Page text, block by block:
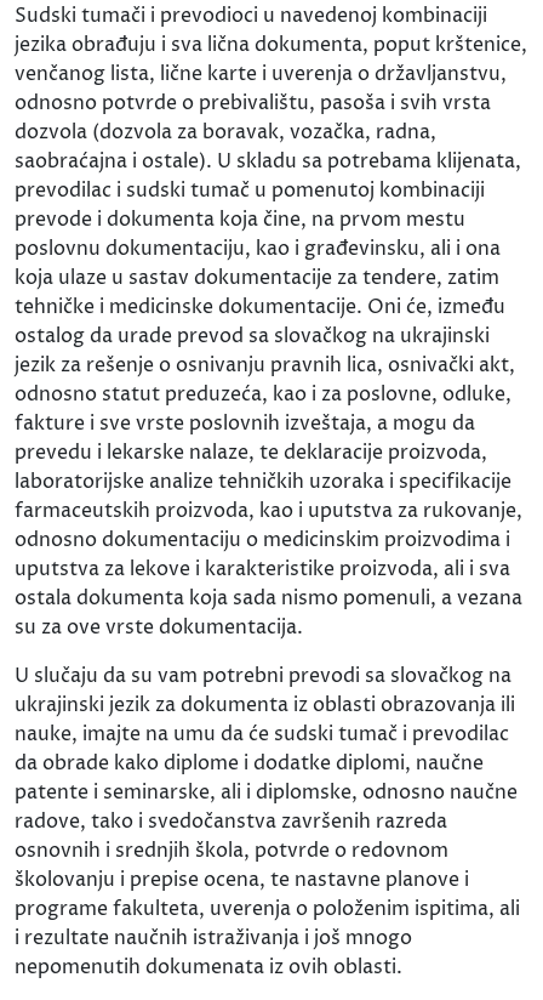
Sudski tumači i prevodioci u navedenoj kombinaciji
jezika obrađuju i sva lična dokumenta, poput krštenice,
venčanog lista, lične karte i uverenja o državljanstvu,
odnosno potvrde o prebivalištu, pasoša i svih vrsta
dozvola (dozvola za boravak, vozačka, radna,
saobraćajna i ostale). U skladu sa potrebama klijenata,
prevodilac i sudski tumač u pomenutoj kombinaciji
prevode i dokumenta koja čine, na prvom mestu
poslovnu dokumentaciju, kao i građevinsku, ali i ona
koja ulaze u sastav dokumentacije za tendere, zatim
tehničke i medicinske dokumentacije. Oni će, između
ostalog da urade prevod sa slovačkog na ukrajinski
jezik za rešenje o osnivanju pravnih lica, osnivački akt,
odnosno statut preduzeća, kao i za poslovne, odluke,
fakture i sve vrste poslovnih izveštaja, a mogu da
prevedu i lekarske nalaze, te deklaracije proizvoda,
laboratorijske analize tehničkih uzoraka i specifikacije
farmaceutskih proizvoda, kao i uputstva za rukovanje,
odnosno dokumentaciju o medicinskim proizvodima i
uputstva za lekove i karakteristike proizvoda, ali i sva
ostala dokumenta koja sada nismo pomenuli, a vezana
su za ove vrste dokumentacija.
U slučaju da su vam potrebni prevodi sa slovačkog na
ukrajinski jezik za dokumenta iz oblasti obrazovanja ili
nauke, imajte na umu da će sudski tumač i prevodilac
da obrade kako diplome i dodatke diplomi, naučne
patente i seminarske, ali i diplomske, odnosno naučne
radove, tako i svedočanstva završenih razreda
osnovnih i srednjih škola, potvrde o redovnom
školovanju i prepise ocena, te nastavne planove i
programe fakulteta, uverenja o položenim ispitima, ali
i rezultate naučnih istraživanja i još mnogo
nepomenutih dokumenata iz ovih oblasti.